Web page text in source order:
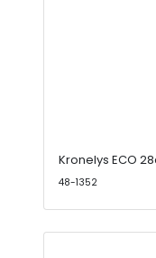
Kronelys ECO
48-1352